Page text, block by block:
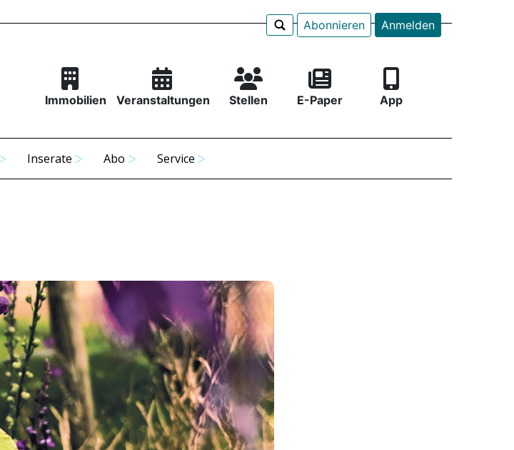
Abonnieren Anmelden
Immobilien Veranstaltungen Stellen E-Paper App
Inserate Abo Service